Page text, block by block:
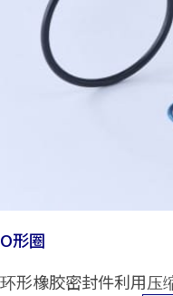
O形圈
环形橡胶密封件利用压